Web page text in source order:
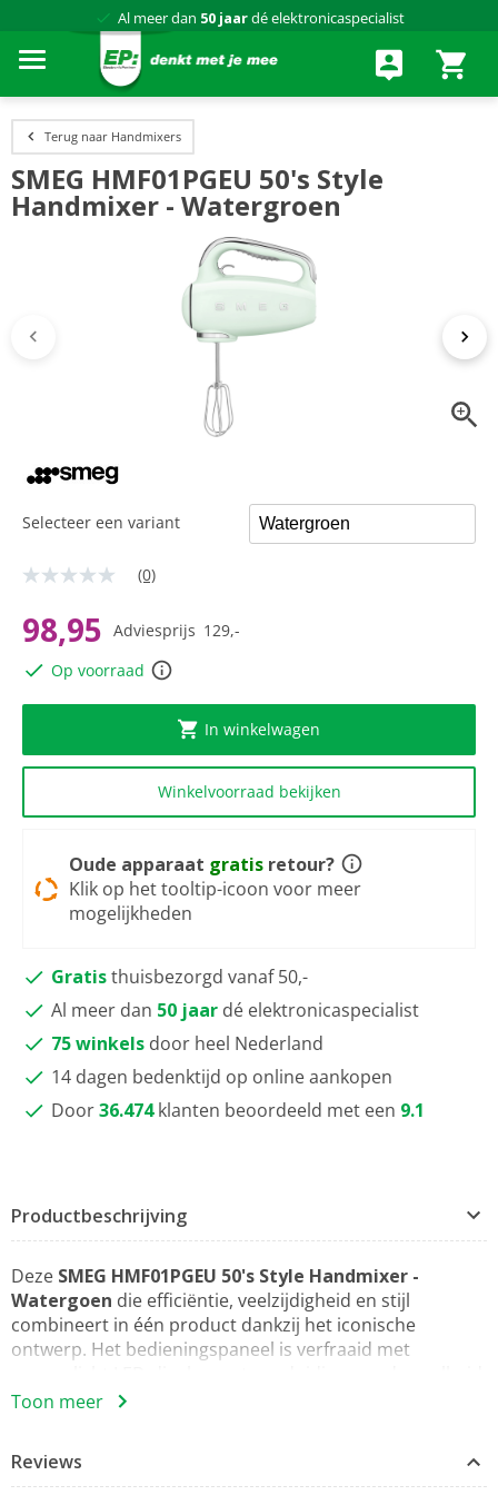
Al meer dan 50 jaardé elektronicaspecialist
Terug naar Handmixers
SMEG HMF01PGEU 50's Style
Handmixer - Watergroen
Geen
Dezelfde
paginalink.
(0)
98,95 Adviesprijs 129,-
Op voorraad
Selecteer een variant
In winkelwagen
Winkelvoorraad bekijken
Oude apparaat gratis retour?
Klik op het tooltip-icoon voor meer
mogelijkheden
Gratisthuisbezorgd vanaf 50,-
Al meer dan 50 jaar dé elektronicaspecialist
75 winkels door heel Nederland
14 dagen bedenktijd op online aankopen
Door36.474 klanten beoordeeld met een 9.1
Productbeschrijving
Deze SMEG HMF01PGEU 50's Style Handmixer -
Watergoen die efficiëntie, veelzijdigheid en stijl
combineert in één product dankzij het iconische
ontwerp. Het bedieningspaneel is verfraaid met
en de gebruiksduur: een
van het handvat in al zijn elegantie toont. Met twee
Toon meer
Reviews